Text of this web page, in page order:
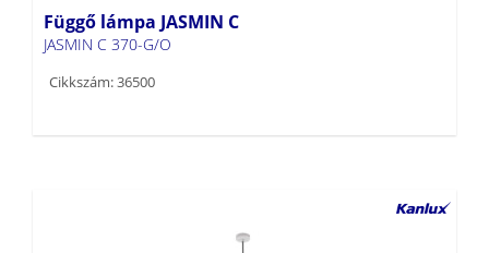
Függő lámpa JASMIN C
JASMIN C 370-G/O
Cikkszám: 36500